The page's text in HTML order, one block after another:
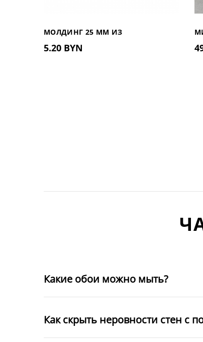
МОЛДИНГ 25 ММ ИЗ
ДЮРОПОЛИМЕРА UHD 01/25
5.20 BYN
Какие обои можно мыть?
Как скрыть неровности стен с